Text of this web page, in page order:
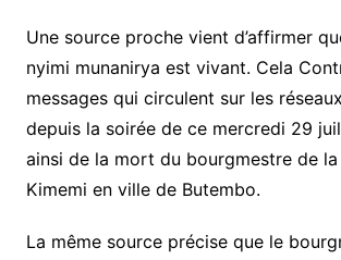
Une source proche vient d’affirmer
nyimi munanirya est vivant. Cela
messages qui circulent sur les
depuis la soirée de ce mercredi 29
ainsi de la mort du bourgmestre de
Kimemi en ville de Butembo.
La même source précise que le